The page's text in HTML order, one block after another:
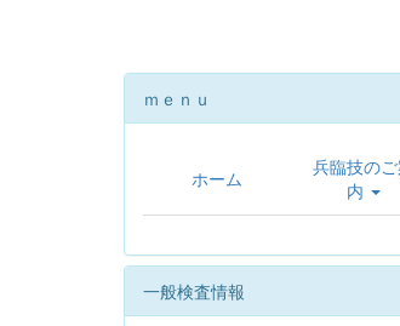
ｍｅｎｕ
ホーム
兵臨技の
内
一般検査情報